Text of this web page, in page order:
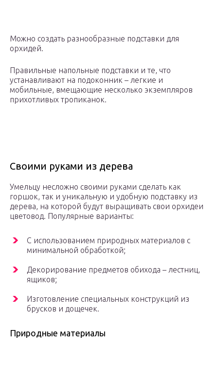
Можно создать разнообразные подставки для
орхидей.
Правильные напольные подставки и те, что
устанавливают на подоконник – легкие и
мобильные, вмещающие несколько экземпляров
прихотливых тропиканок.
Своими руками из дерева
Умельцу несложно своими руками сделать как
горшок, так и уникальную и удобную подставку из
дерева, на которой будут выращивать свои орхидеи
цветовод. Популярные варианты:
С использованием природных материалов с
минимальной обработкой;
Декорирование предметов обихода – лестниц,
ящиков;
Изготовление специальных конструкций из
брусков и дощечек.
Природные материалы